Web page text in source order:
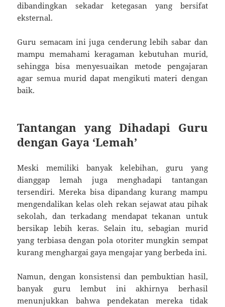
dibandingkan sekadar ketegasan yang bersifat
eksternal.
Guru semacam ini juga cenderung lebih sabar dan
mampu memahami keragaman kebutuhan murid,
sehingga bisa menyesuaikan metode pengajaran
agar semua murid dapat mengikuti materi dengan
baik.
Tantangan yang Dihadapi Guru
dengan Gaya ‘Lemah’
Meski memiliki banyak kelebihan, guru yang
dianggap lemah juga menghadapi tantangan
tersendiri. Mereka bisa dipandang kurang mampu
mengendalikan kelas oleh rekan sejawat atau pihak
sekolah, dan terkadang mendapat tekanan untuk
bersikap lebih keras. Selain itu, sebagian murid
yang terbiasa dengan pola otoriter mungkin sempat
kurang menghargai gaya mengajar yang berbeda ini.
Namun, dengan konsistensi dan pembuktian hasil,
banyak guru lembut ini akhirnya berhasil
menunjukkan bahwa pendekatan mereka tidak